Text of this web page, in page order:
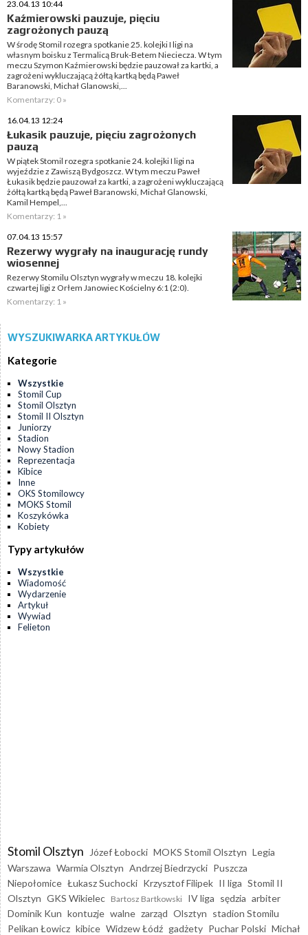
23.04.13 10:44
Kaźmierowski pauzuje, pięciu
zagrożonych pauzą
W środę Stomil rozegra spotkanie 25. kolejki I ligi na
własnym boisku z Termalicą Bruk-Betem Nieciecza. W tym
meczu Szymon Kaźmierowski będzie pauzował za kartki, a
zagrożeni wykluczającą żółtą kartką będą Paweł
Baranowski, Michał Glanowski,...
Komentarzy: 0 »
16.04.13 12:24
Łukasik pauzuje, pięciu zagrożonych
pauzą
W piątek Stomil rozegra spotkanie 24. kolejki I ligi na
wyjeździe z Zawiszą Bydgoszcz. W tym meczu Paweł
Łukasik będzie pauzował za kartki, a zagrożeni wykluczającą
żółtą kartką będą Paweł Baranowski, Michał Glanowski,
Kamil Hempel,...
Komentarzy: 1 »
07.04.13 15:57
Rezerwy wygrały na inaugurację rundy
wiosennej
Rezerwy Stomilu Olsztyn wygrały w meczu 18. kolejki
czwartej ligi z Orłem Janowiec Kościelny 6:1 (2:0).
Komentarzy: 1 »
WYSZUKIWARKA ARTYKUŁÓW
Kategorie
Wszystkie
Stomil Cup
Stomil Olsztyn
Stomil II Olsztyn
Juniorzy
Stadion
Nowy Stadion
Reprezentacja
Kibice
Inne
OKS Stomilowcy
MOKS Stomil
Koszykówka
Kobiety
Typy artykułów
Wszystkie
Wiadomość
Wydarzenie
Artykuł
Wywiad
Felieton
Stomil Olsztyn Józef Łobocki MOKS Stomil Olsztyn Legia
Warszawa Warmia Olsztyn Andrzej Biedrzycki Puszcza
Niepołomice Łukasz Suchocki Krzysztof Filipek II liga Stomil II
Olsztyn GKS Wikielec Bartosz Bartkowski IV liga sędzia arbiter
Dominik Kun kontuzje walne zarząd Olsztyn stadion Stomilu
Pelikan Łowicz kibice Widzew Łódź gadżety Puchar Polski Michał